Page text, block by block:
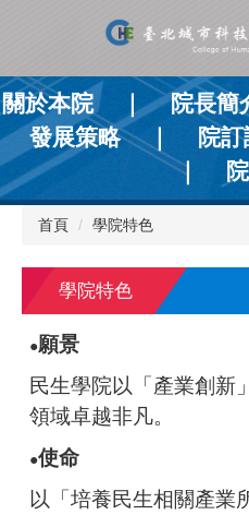
要
內
容
區
關於本院 ｜院長簡
發展策略 ｜ 院
｜
首頁 學院特色
學院特色
●願景
民生學院以「產業創新
領域卓越非凡。
​​​​​​​​​​​​​​●使命
以「培養民生相關產業